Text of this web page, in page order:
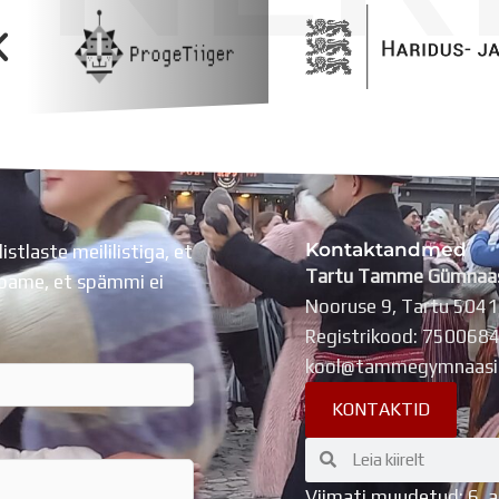
meililistiga, et
et spämmi ei
Kontaktandmed
Tartu Tamme
Nooruse 9, Tartu
Registrikood:
KONTAKTID
SearchSearch